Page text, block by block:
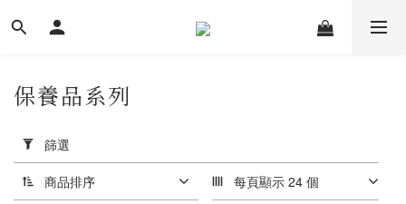
用
篩
選
(0/20)
保養品系列
篩選
商品排序 每頁顯示 24 個